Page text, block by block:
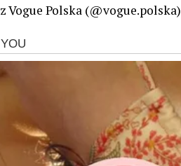
Vogue Polska (@vogue.polska)